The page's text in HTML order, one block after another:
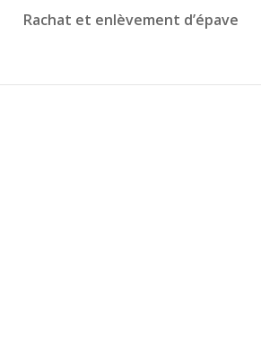
Rachat et enlèvement d’épave